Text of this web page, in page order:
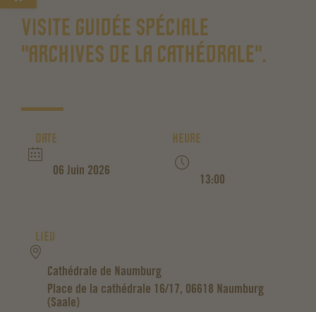
VISITE GUIDÉE SPÉCIALE
"ARCHIVES DE LA CATHÉDRALE".
DATE
06 Juin 2026
HEURE
13:00
LIEU
Cathédrale de Naumburg
Place de la cathédrale 16/17, 06618 Naumburg
(Saale)